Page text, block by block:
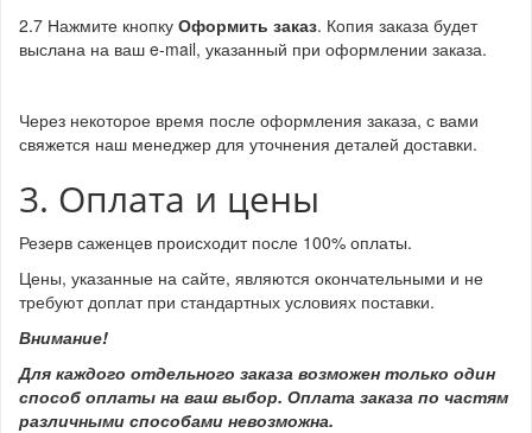
2.7 Нажмите кнопку Оформить заказ. Копия заказа будет
выслана на ваш e-mail, указанный при оформлении заказа.
Через некоторое время после оформления заказа, с вами
свяжется наш менеджер для уточнения деталей доставки.
3. Оплата и цены
Резерв саженцев происходит после 100% оплаты.
Цены, указанные на сайте, являются окончательными и не
требуют доплат при стандартных условиях поставки.
Внимание!
Для каждого отдельного заказа возможен только один
способ оплаты на ваш выбор. Оплата заказа по частям
различными способами невозможна.